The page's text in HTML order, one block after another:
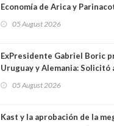
Economía de Arica y
una militante de RN,
05 August 2026
ExPresidente Gabriel Boric
Uruguay y Alemania: Solicitó
05 August 2026
Kast y la aprobación de la